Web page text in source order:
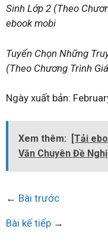
Sinh Lớp 2 (Theo
ebook mobi
Tuyển Chọn Những
(Theo Chương Trình
Ngày xuất bản:
Xem thêm:
[Tải
Văn Chuyên Đề
← Bài trước
Bài kế tiếp →